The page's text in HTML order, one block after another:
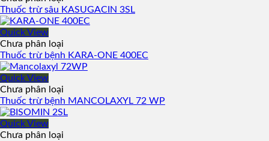
Thuốc trừ sâu KASUGACIN 3SL
Quick View
Chưa phân loại
Thuốc trừ bệnh KARA-ONE 400EC
Quick View
Chưa phân loại
Thuốc trừ bệnh MANCOLAXYL 72 WP
Quick View
Chưa phân loại